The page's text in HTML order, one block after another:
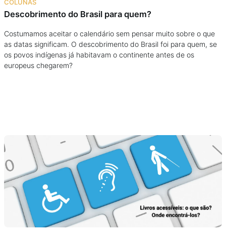
COLUNAS
Descobrimento do Brasil para quem?
Costumamos aceitar o calendário sem pensar muito sobre o que
as datas significam. O descobrimento do Brasil foi para quem, se
os povos indígenas já habitavam o continente antes de os
europeus chegarem?